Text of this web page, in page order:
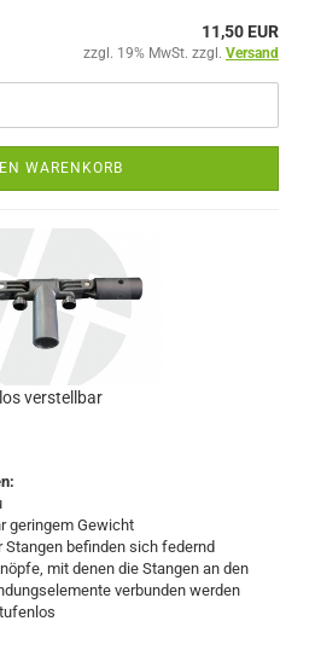
11,50 EUR
zzgl. 19% MwSt. zzgl. Versand
WARENKORB
verstellbar
geringem Gewicht
Stangen befinden sich federnd
mit denen die Stangen an den
verbunden werden